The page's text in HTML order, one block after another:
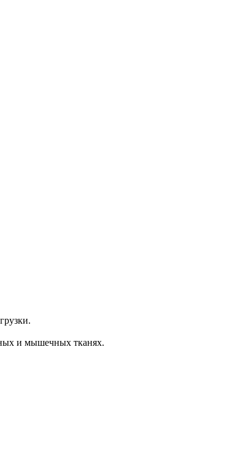
и мышечных тканях.